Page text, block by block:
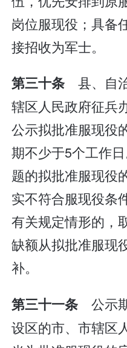
岗位服现役；具备
接招收为军士。
第三十条 县、自
辖区人民政府征兵
公示拟批准服现役
期不少于5个工作
题的拟批准服现役
实不符合服现役条
有关规定情形的，
缺额从拟批准服现
补。
第三十一条 公示
设区的市、市辖区